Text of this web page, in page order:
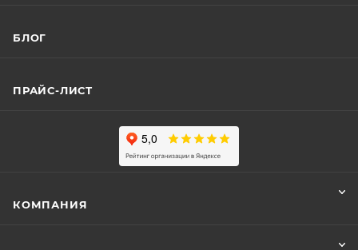
БЛОГ
ПРАЙС-ЛИСТ
КОМПАНИЯ